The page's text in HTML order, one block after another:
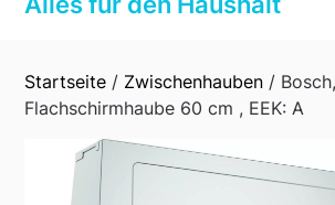
Startseite / Zwischenhauben /
Flachschirmhaube 60 cm , EEK: A